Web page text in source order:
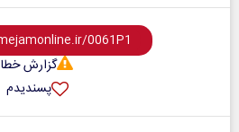
گزارش خطا
پسندیدم